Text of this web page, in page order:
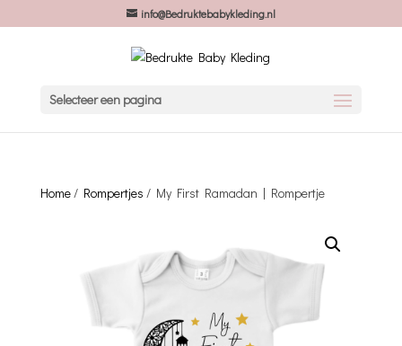
info@Bedruktebabykleding.nl
Selecteer een pagina
Home/ Rompertjes / My First Ramadan | Rompertje